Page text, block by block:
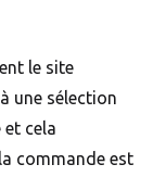
le site
une sélection
cela
commande est